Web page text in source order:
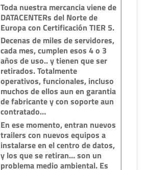
Toda nuestra mercancia viene de
DATACENTERs del Norte de
Europa con Certificación TIER 5.
Decenas de miles de servidores,
cada mes, cumplen esos 4 o 3
años de uso.. y tienen que ser
retirados. Totalmente
operativos, funcionales, incluso
muchos de ellos aun en garantia
de fabricante y con soporte aun
contratado…
En ese momento, entran nuevos
trailers con nuevos equipos a
instalarse en el centro de datos,
y los que se retiran… son un
problema medio ambiental. Es